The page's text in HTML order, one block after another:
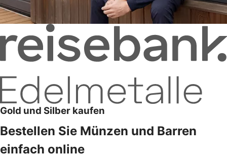
Gold und Silber kaufen
Bestellen Sie Münzen und Barren
einfach online